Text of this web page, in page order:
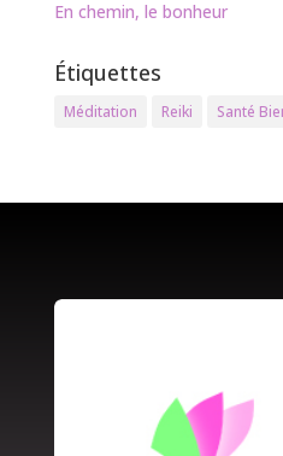
En chemin, le bonheur
Étiquettes
Méditation Reiki Santé